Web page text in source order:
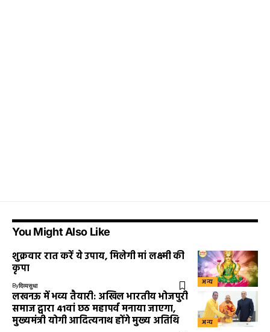
You Might Also Like
अन्य
शुक्रवार रात करें ये उपाय, मिलेगी मां लक्ष्मी की
कृपा
Byदिव्यसुधा
अन्य
लखनऊ में भव्य तैयारी: अखिल भारतीय भोजपुरी
समाज द्वारा 41वां छठ महापर्व मनाया जाएगा,
मुख्यमंत्री योगी आदित्यनाथ होंगे मुख्य अतिथि